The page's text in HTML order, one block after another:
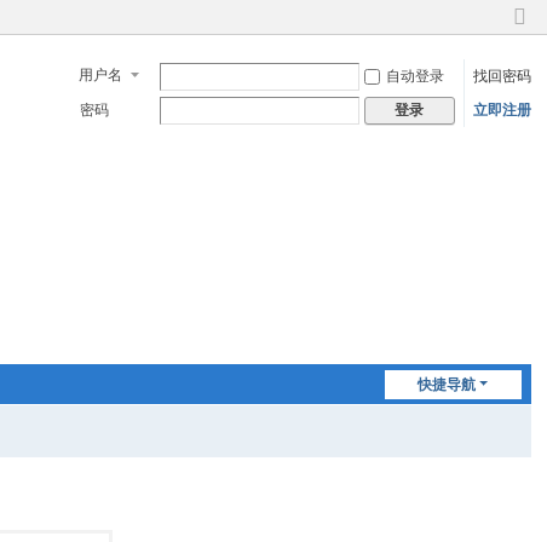
切
到
窄
用户名 自动登录
找回密码
密码
登录 立即注册
快捷导航